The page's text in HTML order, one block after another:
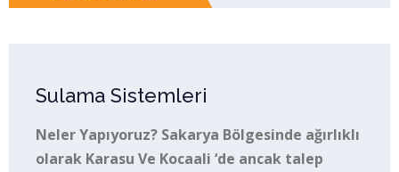
Sulama Sistemleri
Neler Yapıyoruz? Sakarya Bölgesinde ağırlıklı
olarak Karasu Ve Kocaali ‘de ancak talep